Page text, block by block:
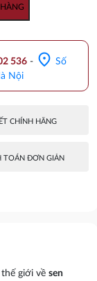
536 - location_on Số
Nội
CHÍNH HÃNG
TOÁN ĐƠN GIẢN
giới về sen